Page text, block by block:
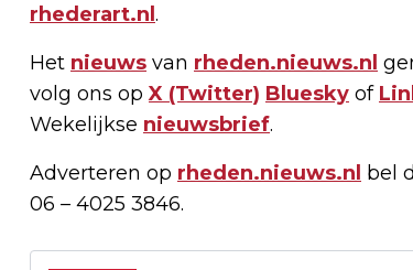
rhederart.nl .
Het nieuws van rheden.nieuws.nl
volg ons opX (Twitter) Bluesky of
Wekelijkse nieuwsbrief.
Adverteren op rheden.nieuws.nl bel
06 – 4025 3846.